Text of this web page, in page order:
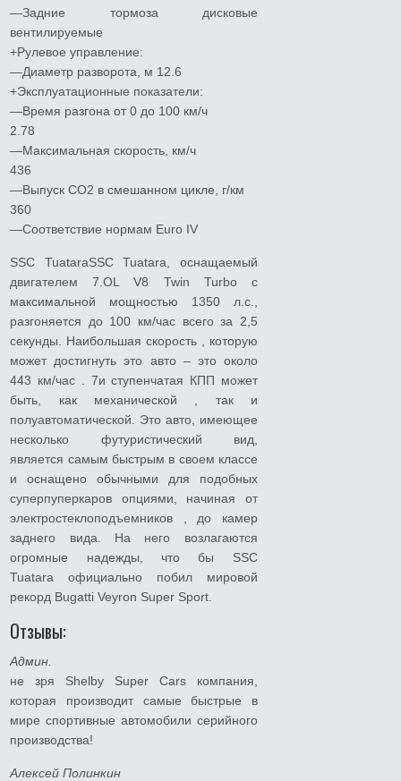
—Задние тормоза дисковые
вентилируемые
+Рулевое управление:
—Диаметр разворота, м 12.6
+Эксплуатационные показатели:
—Время разгона от 0 до 100 км/ч
2.78
—Максимальная скорость, км/ч
436
—Выпуск СО2 в смешанном цикле, г/км
360
—Соответствие нормам Euro IV
SSC TuataraSSC Tuatara, оснащаемый
двигателем 7.OL V8 Twin Turbo с
максимальной мощностью 1350 л.с.,
разгоняется до 100 км/час всего за 2,5
секунды. Наибольшая скорость , которую
может достигнуть это авто – это около
443 км/час . 7и ступенчатая КПП может
быть, как механической , так и
полуавтоматической. Это авто, имеющее
несколько футуристический вид,
является самым быстрым в своем классе
и оснащено обычными для подобных
суперпуперкаров опциями, начиная от
электростеклоподъемников , до камер
заднего вида. На него возлагаются
огромные надежды, что бы SSC
Tuatara официально побил мировой
рекорд Bugatti Veyron Super Sport.
Отзывы:
Админ.
не зря Shelby Super Cars компания,
которая производит самые быстрые в
мире спортивные автомобили серийного
производства!
Алексей Полинкин